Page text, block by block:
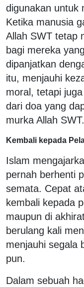
digunakan untuk
Ketika manusia
Allah SWT tetap
bagi mereka
dipanjatkan
itu, menjauhi
moral, tetapi
dari doa yang
murka Allah SWT.
Kembali kepada
Islam
pernah berhenti
semata. Cepat
kembali kepada
maupun di
berulang kali
menjauhi segala
pun.
Dalam sebuah